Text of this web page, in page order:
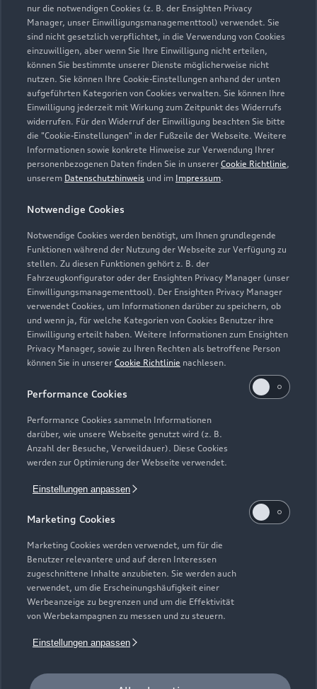
nur die notwendigen Cookies (z. B. der Ensighten Privacy
Manager, unser Einwilligungsmanagementtool) verwendet. Sie
sind nicht gesetzlich verpflichtet, in die Verwendung von Cookies
einzuwilligen, aber wenn Sie Ihre Einwilligung nicht erteilen,
können Sie bestimmte unserer Dienste möglicherweise nicht
nutzen. Sie können Ihre Cookie-Einstellungen anhand der unten
aufgeführten Kategorien von Cookies verwalten. Sie können Ihre
Einwilligung jederzeit mit Wirkung zum Zeitpunkt des Widerrufs
widerrufen. Für den Widerruf der Einwilligung beachten Sie bitte
die "Cookie-Einstellungen" in der Fußzeile der Webseite. Weitere
Informationen sowie konkrete Hinweise zur Verwendung Ihrer
personenbezogenen Daten finden Sie in unserer Cookie Richtlinie,
unserem Datenschutzhinweis und im Impressum.
Notwendige Cookies
Notwendige Cookies werden benötigt, um Ihnen grundlegende
Funktionen während der Nutzung der Webseite zur Verfügung zu
stellen. Zu diesen Funktionen gehört z. B. der
Fahrzeugkonfigurator oder der Ensighten Privacy Manager (unser
Einwilligungsmanagementtool). Der Ensighten Privacy Manager
verwendet Cookies, um Informationen darüber zu speichern, ob
und wenn ja, für welche Kategorien von Cookies Benutzer ihre
Einwilligung erteilt haben. Weitere Informationen zum Ensighten
Privacy Manager, sowie zu Ihren Rechten als betroffene Person
können Sie in unserer Cookie Richtlinie nachlesen.
Performance Cookies
Performance Cookies sammeln Informationen
darüber, wie unsere Webseite genutzt wird (z. B.
Anzahl der Besuche, Verweildauer). Diese Cookies
werden zur Optimierung der Webseite verwendet.
Einstellungen anpassen
Marketing Cookies
Marketing Cookies werden verwendet, um für die
Benutzer relevantere und auf deren Interessen
zugeschnittene Inhalte anzubieten. Sie werden auch
verwendet, um die Erscheinungshäufigkeit einer
Werbeanzeige zu begrenzen und um die Effektivität
von Werbekampagnen zu messen und zu steuern.
Einstellungen anpassen
Öffnungszeiten
Service
Geschlossen, öffnet am Freitag 07:15
Teile- & Zubehörverkauf
Geschlossen,öffnet amFreitag 07:30
Verkauf
Geschlossen,öffnet am Freitag 08:30
Zurück nach oben
Modelle
Elektromodelle
Plug-in-Hybride
Neuwagensuche
Gebrauchtwagensuche
Geschäftskunden
Service & Zubehör
Saisonale Angebote
Audi Services
Garantie
Audi digital services
myAudi
Support
Audi Code
Häufige Fragen (FAQ)
Audi Online Beratung
Online-Terminvereinbarung
Servicekontakt
Über Audi
Unternehmen
Karriere
Investor Relations
Audi erleben
© 2026 AUDI AG. Alle Rechte vorbehalten
Impressum Rechtliches
Cookie-Richtlinie